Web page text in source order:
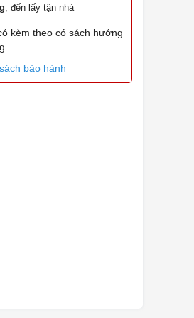
, đến lấy tận nhà
kèm theo có sách hướng
bảo hành